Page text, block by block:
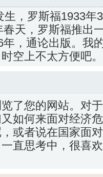
生，罗斯福1933年
天，罗斯福推出
，通论出版。我
空上不太方便吧。
了您的网站。对
如何来面对经济
或者说在国家面
直思考中，很喜